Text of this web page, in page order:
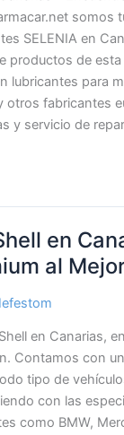
somos
SELENIA en
productos de
lubricantes para
otros fabricantes
y servicio de
en
al
en Canarias,
Contamos con
tipo de
con las
como BMW,